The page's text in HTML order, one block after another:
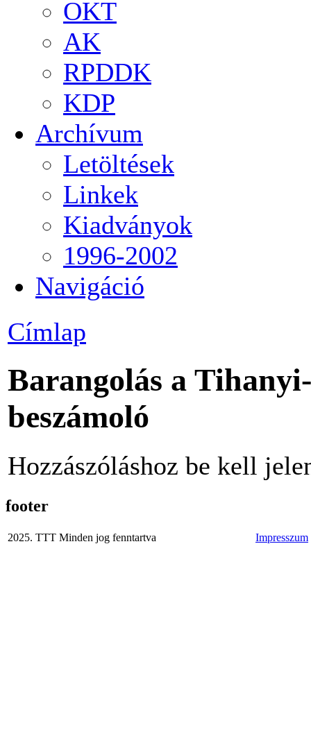
OKT
AK
RPDDK
KDP
Archívum
Letöltések
Linkek
Kiadványok
1996-2002
Navigáció
Címlap
Barangolás a
beszámoló
Hozzászóláshoz be kell
footer
2025. TTT Minden jog fenntartva Impresszum